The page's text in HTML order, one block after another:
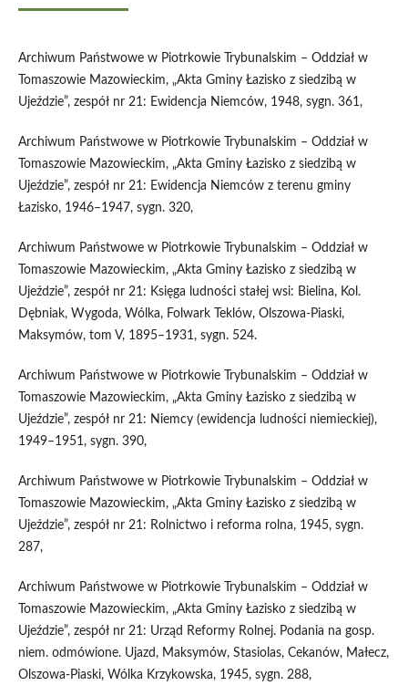
Archiwum Państwowe w Piotrkowie Trybunalskim – Oddział w
Tomaszowie Mazowieckim, „Akta Gminy Łazisko z siedzibą w
Ujeździe”, zespół nr 21: Ewidencja Niemców, 1948, sygn. 361,
Archiwum Państwowe w Piotrkowie Trybunalskim – Oddział w
Tomaszowie Mazowieckim, „Akta Gminy Łazisko z siedzibą w
Ujeździe”, zespół nr 21: Ewidencja Niemców z terenu gminy
Łazisko, 1946–1947, sygn. 320,
Archiwum Państwowe w Piotrkowie Trybunalskim – Oddział w
Tomaszowie Mazowieckim, „Akta Gminy Łazisko z siedzibą w
Ujeździe”, zespół nr 21: Księga ludności stałej wsi: Bielina, Kol.
Dębniak, Wygoda, Wólka, Folwark Teklów, Olszowa-Piaski,
Maksymów, tom V, 1895–1931, sygn. 524.
Archiwum Państwowe w Piotrkowie Trybunalskim – Oddział w
Tomaszowie Mazowieckim, „Akta Gminy Łazisko z siedzibą w
Ujeździe”, zespół nr 21: Niemcy (ewidencja ludności niemieckiej),
1949–1951, sygn. 390,
Archiwum Państwowe w Piotrkowie Trybunalskim – Oddział w
Tomaszowie Mazowieckim, „Akta Gminy Łazisko z siedzibą w
Ujeździe”, zespół nr 21: Rolnictwo i reforma rolna, 1945, sygn.
287,
Archiwum Państwowe w Piotrkowie Trybunalskim – Oddział w
Tomaszowie Mazowieckim, „Akta Gminy Łazisko z siedzibą w
Ujeździe”, zespół nr 21: Urząd Reformy Rolnej. Podania na gosp.
niem. odmówione. Ujazd, Maksymów, Stasiolas, Cekanów, Małecz,
Olszowa-Piaski, Wólka Krzykowska, 1945, sygn. 288,